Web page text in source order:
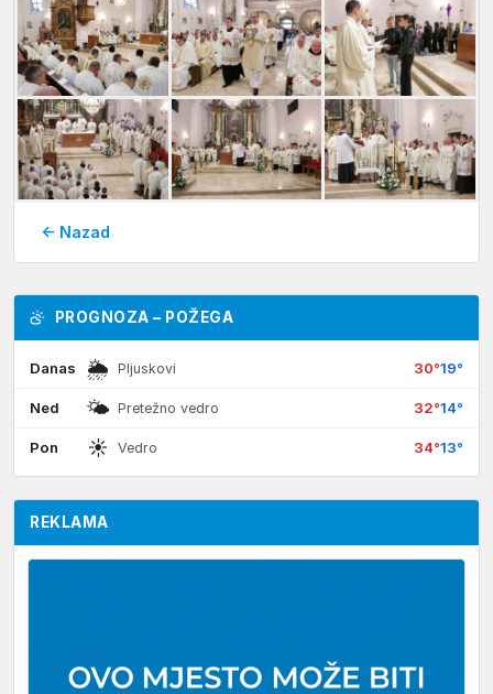
← Nazad
PROGNOZA – POŽEGA
Danas 🌦 Pljuskovi 30°19°
Ned 🌤 Pretežno vedro 32°14°
Pon ☀ Vedro 34°13°
REKLAMA